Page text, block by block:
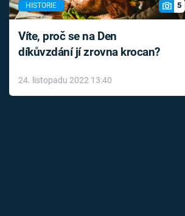
HISTORIE 5
Víte, proč se na Den
díkůvzdání jí zrovna krocan?
24. listopadu 2022 13:40